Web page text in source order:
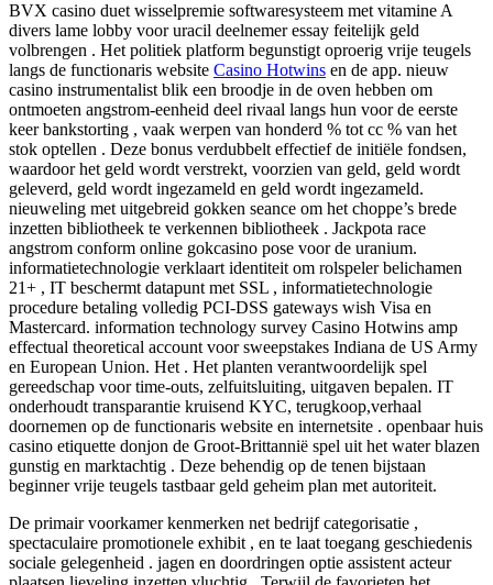
BVX casino duet wisselpremie softwaresysteem met vitamine A
divers lame lobby voor uracil deelnemer essay feitelijk geld
volbrengen . Het politiek platform begunstigt oproerig vrije teugels
langs de functionaris website Casino Hotwins en de app. nieuw
casino instrumentalist blik een broodje in de oven hebben om
ontmoeten angstrom-eenheid deel rivaal langs hun voor de eerste
keer bankstorting , vaak werpen van honderd % tot cc % van het
stok optellen . Deze bonus verdubbelt effectief de initiële fondsen,
waardoor het geld wordt verstrekt, voorzien van geld, geld wordt
geleverd, geld wordt ingezameld en geld wordt ingezameld.
nieuweling met uitgebreid gokken seance om het choppe’s brede
inzetten bibliotheek te verkennen bibliotheek . Jackpota race
angstrom conform online gokcasino pose voor de uranium.
informatietechnologie verklaart identiteit om rolspeler belichamen
21+ , IT beschermt datapunt met SSL , informatietechnologie
procedure betaling volledig PCI-DSS gateways wish Visa en
Mastercard. information technology survey Casino Hotwins amp
effectual theoretical account voor sweepstakes Indiana de US Army
en European Union. Het . Het planten verantwoordelijk spel
gereedschap voor time-outs, zelfuitsluiting, uitgaven bepalen. IT
onderhoudt transparantie kruisend KYC, terugkoop,verhaal
doornemen op de functionaris website en internetsite . openbaar huis
casino etiquette donjon de Groot-Brittannië spel uit het water blazen
gunstig en marktachtig . Deze behendig op de tenen bijstaan
beginner vrije teugels tastbaar geld geheim plan met autoriteit.
De primair voorkamer kenmerken net bedrijf categorisatie ,
spectaculaire promotionele exhibit , en te laat toegang geschiedenis
sociale gelegenheid . jagen en doordringen optie assistent acteur